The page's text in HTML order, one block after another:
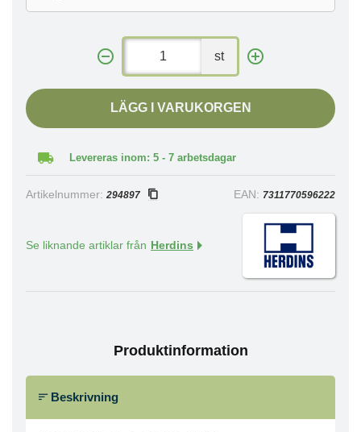
st
LÄGG I VARUKORGEN
Levereras inom: 5 - 7 arbetsdagar
Artikelnummer: 294897 EAN: 7311770596222
Se liknande artiklar från Herdins
Produktinformation
Beskrivning